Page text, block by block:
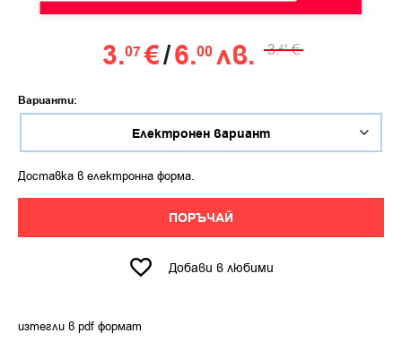
изтегли в pdf формат
3.07€/6.00 лв. 3.41 €
Варианти:
Доставка в електронна форма.
ПОРЪЧАЙ
Добави в любими